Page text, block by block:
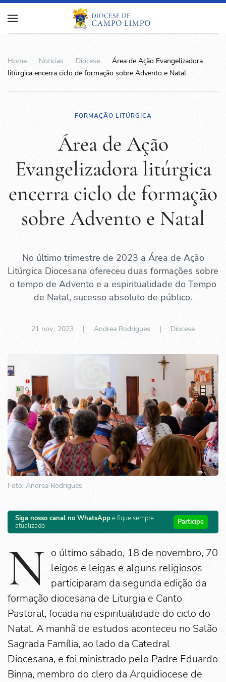
Home Notícias Diocese
Área de Ação Evangelizadora
litúrgica encerra ciclo de formação sobre Advento e Natal
FORMAÇÃO LITÚRGICA
Área de Ação
Evangelizadora litúrgica
encerra ciclo de formação
sobre Advento e Natal
No último trimestre de 2023 a Área de Ação
Litúrgica Diocesana ofereceu duas formações sobre
o tempo de Advento e a espiritualidade do Tempo
de Natal, sucesso absoluto de público.
21 nov., 2023 | Andrea Rodrigues | Diocese
Foto: Andrea Rodrigues
Siga nosso canal no WhatsAppe fique sempre
atualizado
Participe
N o último sábado, 18 de novembro, 70
leigos e leigas e alguns religiosos
participaram da segunda edição da
formação diocesana de Liturgia e Canto
Pastoral, focada na espiritualidade do ciclo do
Natal. A manhã de estudos aconteceu no Salão
Sagrada Família, ao lado da Catedral
Diocesana, e foi ministrado pelo Padre Eduardo
Binna, membro do clero da Arquidiocese de